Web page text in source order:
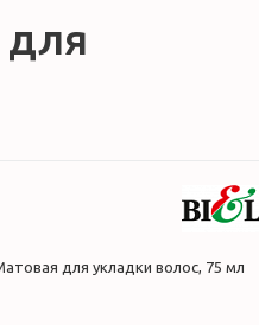
для
для укладки волос, 75 мл